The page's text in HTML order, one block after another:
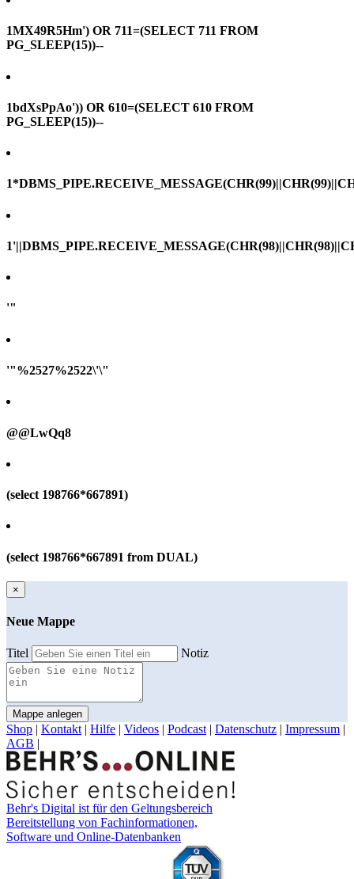
1MX49R5Hm') OR 711=(SELECT 711 FROM
PG_SLEEP(15))--
1bdXsPpAo')) OR 610=(SELECT 610 FROM
PG_SLEEP(15))--
'"
'"%2527%2522\'\"
@@LwQq8
(select 198766*667891)
(select 198766*667891 from DUAL)
×
Neue Mappe
Titel Notiz
Mappe anlegen
Shop | Kontakt | Hilfe | Videos | Podcast | Datenschutz | Impressum |
AGB |
Behr's Digital ist für den Geltungsbereich
Bereitstellung von Fachinformationen,
Software und Online-Datenbanken